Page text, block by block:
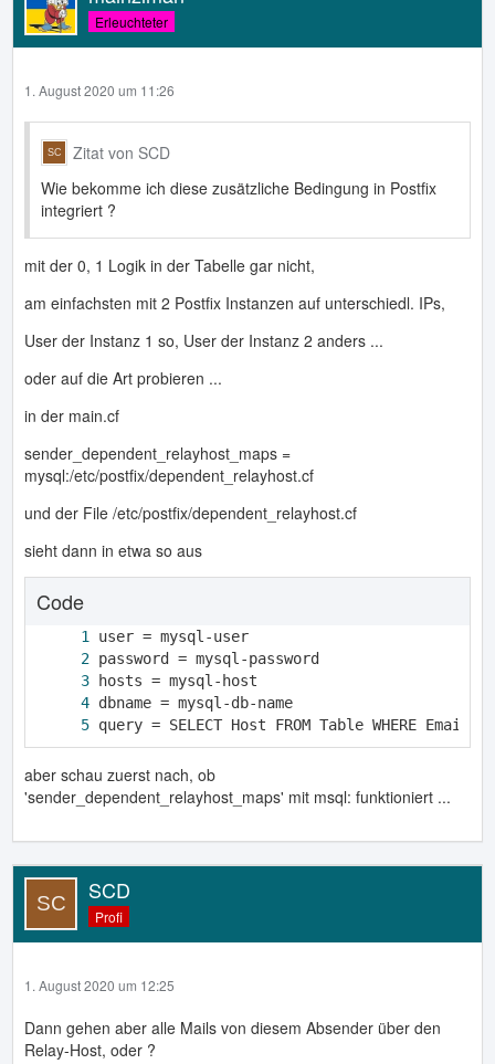
Erleuchteter
1. August 2020 um 11:26
Zitat von SCD
Wie bekomme ich diese zusätzliche Bedingung in Postfix
integriert ?
mit der 0, 1 Logik in der Tabelle gar nicht,
am einfachsten mit 2 Postfix Instanzen auf unterschiedl. IPs,
User der Instanz 1 so, User der Instanz 2 anders ...
oder auf die Art probieren ...
in der main.cf
sender_dependent_relayhost_maps =
mysql:/etc/postfix/dependent_relayhost.cf
und der File /etc/postfix/dependent_relayhost.cf
sieht dann in etwa so aus
Code
query = SELECT Host FROM Table WHERE
aber schau zuerst nach, ob
'sender_dependent_relayhost_maps' mit msql: funktioniert ...
SCD
Profi
1. August 2020 um 12:25
Dann gehen aber alle Mails von diesem Absender über den
Relay-Host, oder ?